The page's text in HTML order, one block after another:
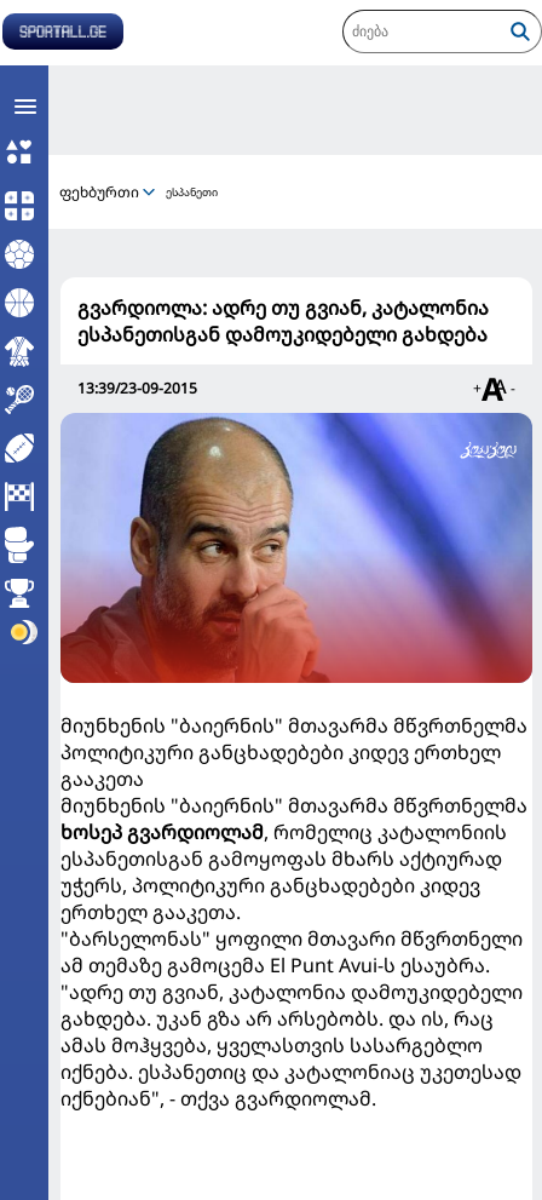
ფეხბურთი ესპანეთი
გვარდიოლა: ადრე თუ გვიან, კატალონია
ესპანეთისგან დამოუკიდებელი გახდება
13:39/23-09-2015 + -
მიუნხენის "ბაიერნის" მთავარმა მწვრთნელმა
პოლიტიკური განცხადებები კიდევ ერთხელ
გააკეთა
მიუნხენის "ბაიერნის" მთავარმა მწვრთნელმა
ხოსეპ გვარდიოლამ, რომელიც კატალონიის
ესპანეთისგან გამოყოფას მხარს აქტიურად
უჭერს, პოლიტიკური განცხადებები კიდევ
ერთხელ გააკეთა.
"ბარსელონას" ყოფილი მთავარი მწვრთნელი
ამ თემაზე გამოცემა El Punt Avui-ს ესაუბრა.
"ადრე თუ გვიან, კატალონია დამოუკიდებელი
გახდება. უკან გზა არ არსებობს. და ის, რაც
ამას მოჰყვება, ყველასთვის სასარგებლო
იქნება. ესპანეთიც და კატალონიაც უკეთესად
იქნებიან", - თქვა გვარდიოლამ.